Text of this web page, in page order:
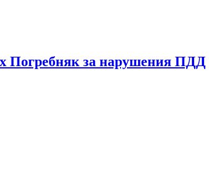
Погребняк за нарушения ПДД